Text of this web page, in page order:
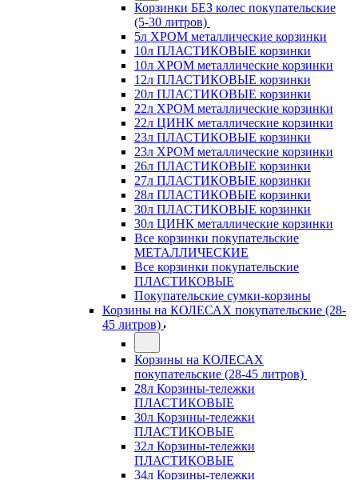
Корзинки БЕЗ колес покупательские
(5-30 литров)
5л ХРОМ металлические корзинки
10л ПЛАСТИКОВЫЕ корзинки
10л ХРОМ металлические корзинки
12л ПЛАСТИКОВЫЕ корзинки
20л ПЛАСТИКОВЫЕ корзинки
22л ХРОМ металлические корзинки
22л ЦИНК металлические корзинки
23л ПЛАСТИКОВЫЕ корзинки
23л ХРОМ металлические корзинки
26л ПЛАСТИКОВЫЕ корзинки
27л ПЛАСТИКОВЫЕ корзинки
28л ПЛАСТИКОВЫЕ корзинки
30л ПЛАСТИКОВЫЕ корзинки
30л ЦИНК металлические корзинки
Все корзинки покупательские
МЕТАЛЛИЧЕСКИЕ
Все корзинки покупательские
ПЛАСТИКОВЫЕ
Покупательские сумки-корзины
Корзины на КОЛЕСАХ покупательские (28-
45 литров)
Корзины на КОЛЕСАХ
покупательские (28-45 литров)
28л Корзины-тележки
ПЛАСТИКОВЫЕ
30л Корзины-тележки
ПЛАСТИКОВЫЕ
32л Корзины-тележки
ПЛАСТИКОВЫЕ
34л Корзины-тележки